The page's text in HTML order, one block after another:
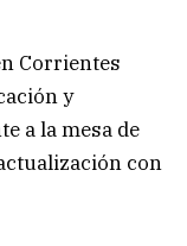
Corrientes
y
a la mesa de
con